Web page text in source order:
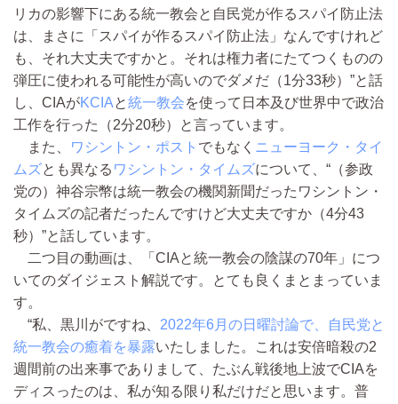
リカの影響下にある統一教会と自民党が作るスパイ防止法
は、まさに「スパイが作るスパイ防止法」なんですけれど
も、それ大丈夫ですかと。それは権力者にたてつくものの
弾圧に使われる可能性が高いのでダメだ（1分33秒）”と話
し、CIAがKCIAと統一教会を使って日本及び世界中で政治
工作を行った（2分20秒）と言っています。
また、
ワシントン・ポスト でもなく ニューヨーク・タイ
ムズとも異なる ワシントン・タイムズについて、“（参政
党の）神谷宗幣は統一教会の機関新聞だったワシントン・
タイムズの記者だったんですけど大丈夫ですか（4分43
秒）”と話しています。
二つ目の動画は、「CIAと統一教会の陰謀の70年」につ
いてのダイジェスト解説です。とても良くまとまっていま
す。
“私、黒川がですね、 2022年6月の日曜討論で、自民党と
統一教会の癒着を暴露いたしました。これは安倍暗殺の2
週間前の出来事でありまして、たぶん戦後地上波でCIAを
ディスったのは、私が知る限り私だけだと思います。普